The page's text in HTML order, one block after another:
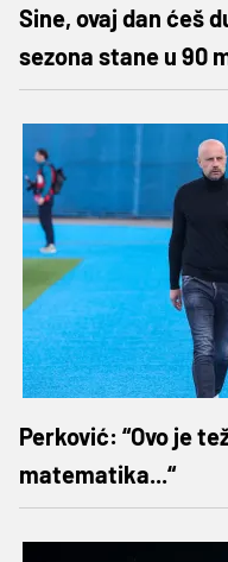
Sine, ovaj dan ćeš
sezona stane u 90
Perković: “Ovo je
matematika...“